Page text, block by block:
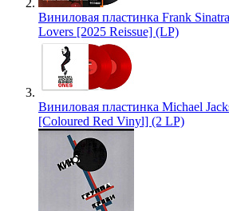
Виниловая пластинка Frank
Lovers [2025 Reissue] (LP)
Виниловая пластинка Michael
[Coloured Red Vinyl] (2 LP)